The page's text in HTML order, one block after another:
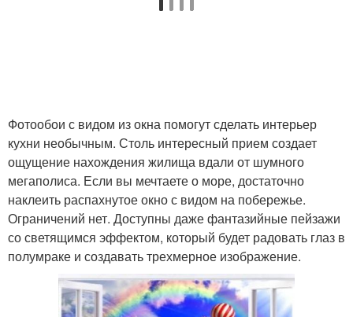
Фотообои с видом из окна помогут сделать интерьер
кухни необычным. Столь интересный прием создает
ощущение нахождения жилища вдали от шумного
мегаполиса. Если вы мечтаете о море, достаточно
наклеить распахнутое окно с видом на побережье.
Ограничений нет. Доступны даже фантазийные пейзажи
со светящимся эффектом, который будет радовать глаз в
полумраке и создавать трехмерное изображение.